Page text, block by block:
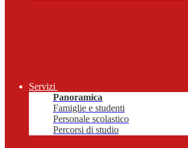
Servizi
Panoramica
Famiglie e studenti
Personale scolastico
Percorsi di studio